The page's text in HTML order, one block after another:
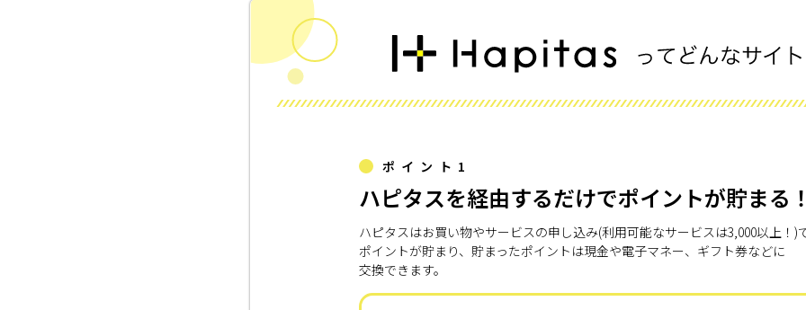
ポイント1
ハピタスを経由するだけでポイントが貯まる
ハピタスはお買い物やサービスの申し込み(利用可能なサービスは3,000以上！)
ポイントが貯まり、貯まったポイントは現金や電子マネー、ギフト券などに
交換できます。